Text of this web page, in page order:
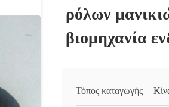
ρόλων
βιομηχανία
Τόπος καταγωγής